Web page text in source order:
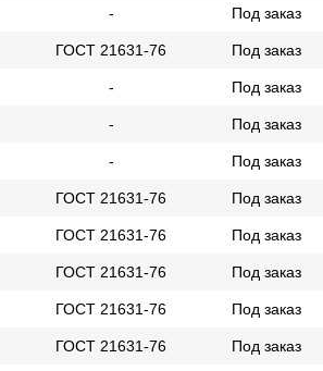
- Под заказ
ГОСТ 21631-76 Под заказ
- Под заказ
- Под заказ
- Под заказ
ГОСТ 21631-76 Под заказ
ГОСТ 21631-76 Под заказ
ГОСТ 21631-76 Под заказ
ГОСТ 21631-76 Под заказ
ГОСТ 21631-76 Под заказ